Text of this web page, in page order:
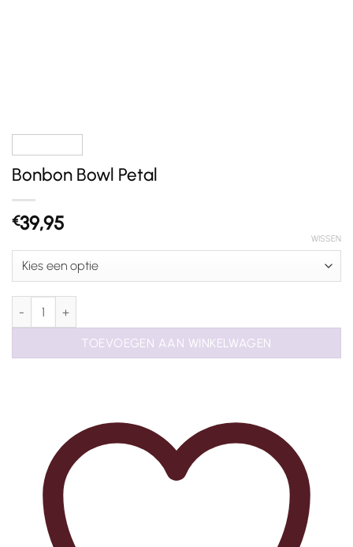
Bonbon Bowl Petal
€39,95
WISSEN
Bonbon Bowl Petal aantal
TOEVOEGEN AAN WINKELWAGEN